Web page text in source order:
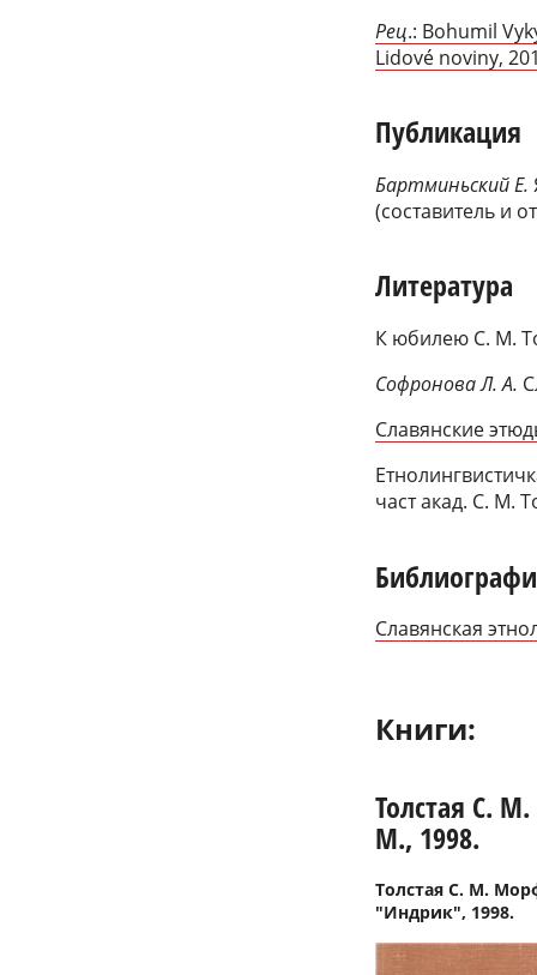
Рец.: Bohumil
Lidové noviny,
Публикация
Бартминьский Е.
(составитель и
Литература
К юбилею С. М.
Софронова Л. А.
Славянские
част акад. С. М.
Славянская
Книги:
Толстая С.
М., 1998.
Толстая С. М.
"Индрик", 1998.